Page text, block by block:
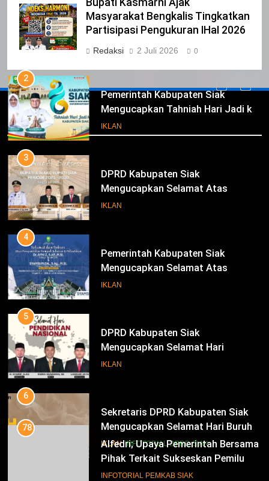
Bupati Kasmarni Ajak
Masyarakat Bengkalis Tingkatkan
Partisipasi Pengukuran IHaI 2026
Redaksi 2 Juli 2026 0
Iklan
Pimpinan Beserta Anggota DPRD
Kabupaten Siak Mengucapkan
IKLAN
2
Pemerintah Kabupaten Siak
Mengucapkan Tahniah Hari Jadi ke-
26 Kabupaten Siak
IKLAN
3
DPRD Kabupaten Siak
Mengucapkan Selamat Atas
Pengambilan Sumpah Jabatan
IKLAN
4
Pemerintah Kabupaten Siak
Mengucapkan Selamat Atas
Pengambilan Sumpah Jabatan
IKLAN
5
DPRD Kabupaten Siak
Mengucapkan Selamat Hari
Pendidikan Nasional
IKLAN
6
Sekretaris DPRD Kabupaten Siak
Mengucapkan Selamat Hari Buruh
IKLAN INFOTORIAL DPRD SIAK
78
Alfedri; Upaya Pemerintah Bersama
Pihak Terkait Sukseskan Pemilu
2024
INFOTORIAL PEMKAB SIAK